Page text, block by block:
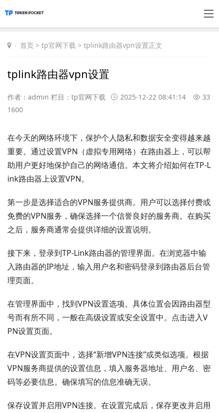
首页 > tp官网下载 > tplink路由器vpn设置正文
tplink路由器vpn设置
作者：admin 栏目： tp官网下载 2025-12-22 08:41:14
33
1600
在今天的网络环境下，保护个人隐私和数据安全变得越来越
重要。通过设置VPN（虚拟专用网络）在路由器上，可以帮
助用户更好地保护自己的网络通信。本文将介绍如何在TP-L
ink路由器上设置VPN。
第一步是选择适合的VPN服务提供商。用户可以选择付费或
免费的VPN服务，确保选择一个信誉良好的服务商。在购买
之后，服务商通常会提供详细的设置说明。
接下来，登录到TP-Link路由器的管理界面。在浏览器中输
入路由器的IP地址，输入用户名和密码登录到路由器后台管
理页面。
在管理界面中，找到VPN设置选项。具体位置会因路由器型
号而有所不同，一般在高级设置或安全设置中。点击进入V
PN设置页面。
在VPN设置页面中，选择“新增VPN连接”或类似选项。根据
VPN服务商提供的设置信息，填入服务器地址、用户名、密
码等必要信息。确保填写的信息准确无误。
保存设置并启用VPN连接。在设置完成后，保存更改并启用